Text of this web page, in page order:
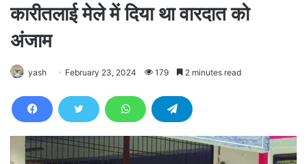
कारीतलाई मेले में दिया था वारदात को
अंजाम
yash February 23, 2024 179 2 minutes read